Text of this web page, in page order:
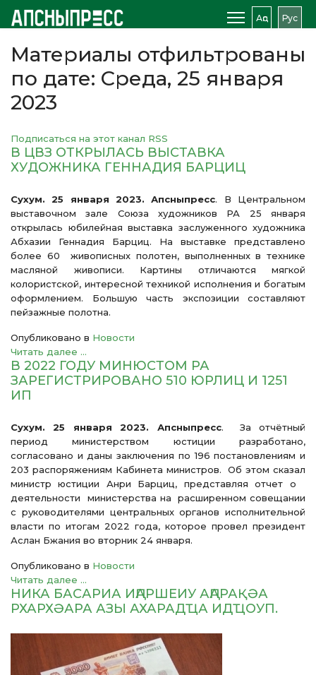
Аԥс Рус
Материалы отфильтрованы
по дате: Среда, 25 января
2023
Подписаться на этот канал RSS
В ЦВЗ ОТКРЫЛАСЬ ВЫСТАВКА
ХУДОЖНИКА ГЕННАДИЯ БАРЦИЦ
Сухум. 25 января 2023. Апсныпресс. В Центральном
выставочном зале Союза художников РА 25 января
открылась юбилейная выставка заслуженного художника
Абхазии Геннадия Барциц. На выставке представлено
более 60 живописных полотен, выполненных в технике
масляной живописи. Картины отличаются мягкой
колористской, интересной техникой исполнения и богатым
оформлением. Большую часть экспозиции составляют
пейзажные полотна.
Опубликовано в Новости
Читать далее ...
В 2022 ГОДУ МИНЮСТОМ РА
ЗАРЕГИСТРИРОВАНО 510 ЮРЛИЦ И 1251
ИП
Сухум. 25 января 2023. Апсныпресс. За отчётный
период министерством юстиции разработано,
согласовано и даны заключения по 196 постановлениям и
203 распоряжениям Кабинета министров. Об этом сказал
министр юстиции Анри Барциц, представляя отчет о
деятельности министерства на расширенном совещании
с руководителями центральных органов исполнительной
власти по итогам 2022 года, которое провел президент
Аслан Бжания во вторник 24 января.
Опубликовано в Новости
Читать далее ...
НИКА БАСАРИА ИԤАРШЕИУ АԤАРАҚӘА
РХАРХӘАРА АЗЫ АХАРАДҴА ИДҴОУП.